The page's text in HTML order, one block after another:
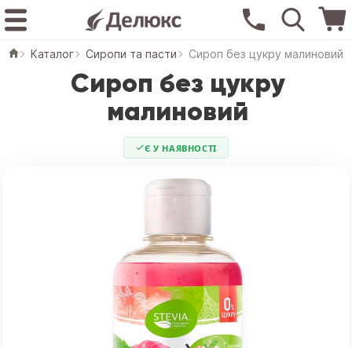
Каталог Сиропи та пасти Сироп без цукру малиновий
Сироп без цукру
малиновий
Є У НАЯВНОСТІ